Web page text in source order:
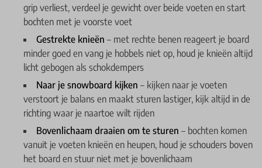
grip verliest, verdeel je gewicht over beide voeten en start
bochten met je voorste voet
Gestrekte knieën – met rechte benen reageert je board
minder goed en vang je hobbels niet op, houd je knieën altijd
licht gebogen als schokdempers
Naar je snowboard kijken – kijken naar je voeten
verstoort je balans en maakt sturen lastiger, kijk altijd in de
richting waar je naartoe wilt rijden
Bovenlichaam draaien om te sturen – bochten komen
vanuit je voeten knieën en heupen, houd je schouders boven
het board en stuur niet met je bovenlichaam